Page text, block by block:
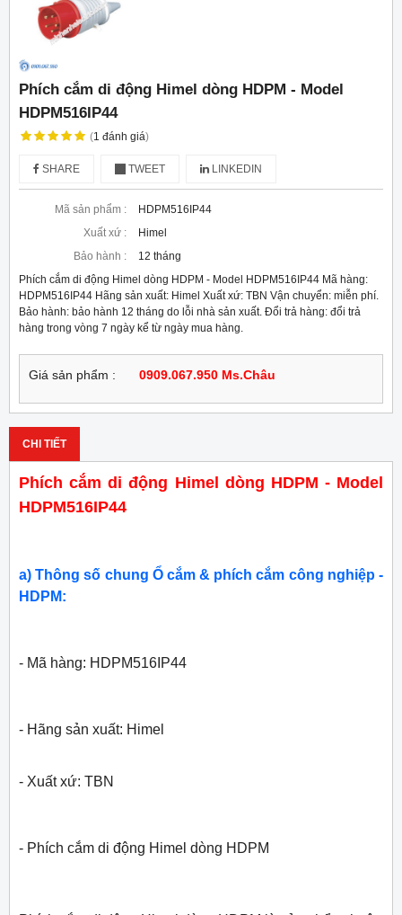
Phích cắm di động Himel dòng HDPM - Model
HDPM516IP44
(1 đánh giá)
SHARE TWEET LINKEDIN
Mã sản phẩm :
HDPM516IP44
Xuất xứ :
Himel
Bảo hành :
12 tháng
Phích cắm di động Himel dòng HDPM - Model HDPM516IP44 Mã hàng:
HDPM516IP44 Hãng sản xuất: Himel Xuất xứ: TBN Vận chuyển: miễn phí.
Bảo hành: bảo hành 12 tháng do lỗi nhà sản xuất. Đổi trả hàng: đổi trả
hàng trong vòng 7 ngày kể từ ngày mua hàng.
Giá sản phẩm : 0909.067.950 Ms.Châu
CHI TIẾT
Phích cắm di động Himel dòng HDPM - Model
HDPM516IP44
a) Thông số chung Ổ cắm & phích cắm công nghiệp -
HDPM:
- Mã hàng: HDPM516IP44
- Hãng sản xuất: Himel
- Xuất xứ: TBN
- Phích cắm di động Himel dòng HDPM